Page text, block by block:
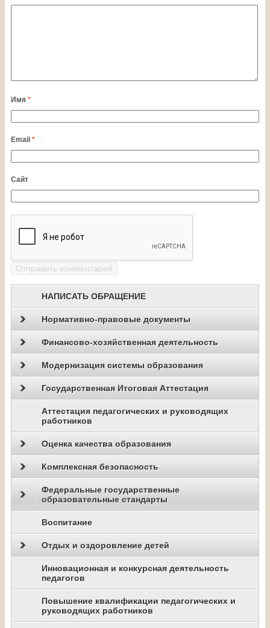
Имя *
Email *
Сайт
НАПИСАТЬ ОБРАЩЕНИЕ
Нормативно-правовые документы
Финансово-хозяйственная деятельность
Модернизация системы образования
Государственная Итоговая Аттестация
Аттестация педагогических и руководящих
работников
Оценка качества образования
Комплексная безопасность
Федеральные государственные
образовательные стандарты
Воспитание
Отдых и оздоровление детей
Инновационная и конкурсная деятельность
педагогов
Повышение квалификации педагогических и
руководящих работников